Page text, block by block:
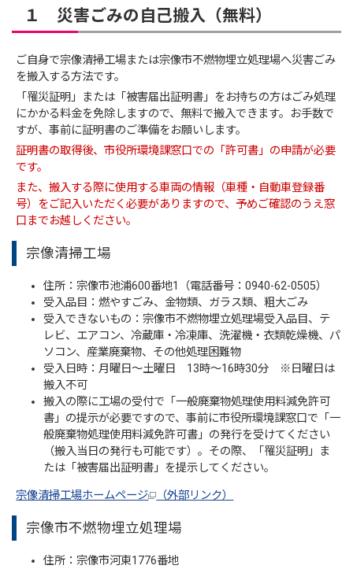
１ 災害ごみの自己搬入（無料）
ご自身で宗像清掃工場または宗像市不燃物埋立処理場へ災害ごみ
を搬入する方法です。
「罹災証明」または「被害届出証明書」をお持ちの方はごみ処理
にかかる料金を免除しますので、無料で搬入できます。お手数で
すが、事前に証明書のご準備をお願いします。
証明書の取得後、市役所環境課窓口での「許可書」の申請が必要
です。
また、搬入する際に使用する車両の情報（車種・自動車登録番
号）をご記入いただく必要がありますので、予めご確認のうえ窓
口までお越しください。
宗像清掃工場
住所：宗像市池浦600番地1（電話番号：0940-62-0505）
受入品目：燃やすごみ、金物類、ガラス類、粗大ごみ
受入できないもの：宗像市不燃物埋立処理場受入品目、テ
レビ、エアコン、冷蔵庫・冷凍庫、洗濯機・衣類乾燥機、パ
ソコン、産業廃棄物、その他処理困難物
受入日時：月曜日～土曜日 13時～16時30分 ※日曜日は
搬入不可
搬入の際に工場の受付で「一般廃棄物処理使用料減免許可
書」の提示が必要ですので、事前に市役所環境課窓口で「一
般廃棄物処理使用料減免許可書」の発行を受けてください
（搬入当日の発行も可能です）。その際、「罹災証明」ま
たは「被害届出証明書」を提示してください。
宗像清掃工場ホームページ （外部リンク）
宗像市不燃物埋立処理場
住所：宗像市河東1776番地